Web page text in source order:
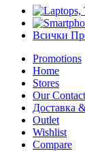
Всички
Promotions
Home
Stores
Our
Доставка
Outlet
Wishlist
Compare